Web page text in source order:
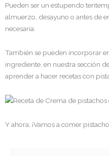
Pueden ser un estupendo
almuerzo, desayuno o antes de
necesaria.
También se pueden incorporar
ingrediente, en nuestra sección
aprender a hacer recetas con
Y ahora, ¡Vamos a comer